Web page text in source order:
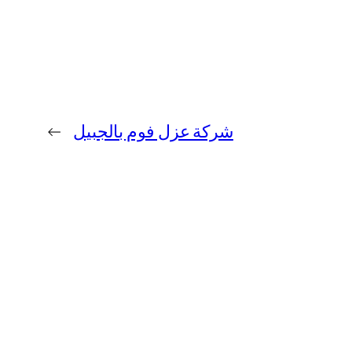
شركة عزل فوم بالجبيل →